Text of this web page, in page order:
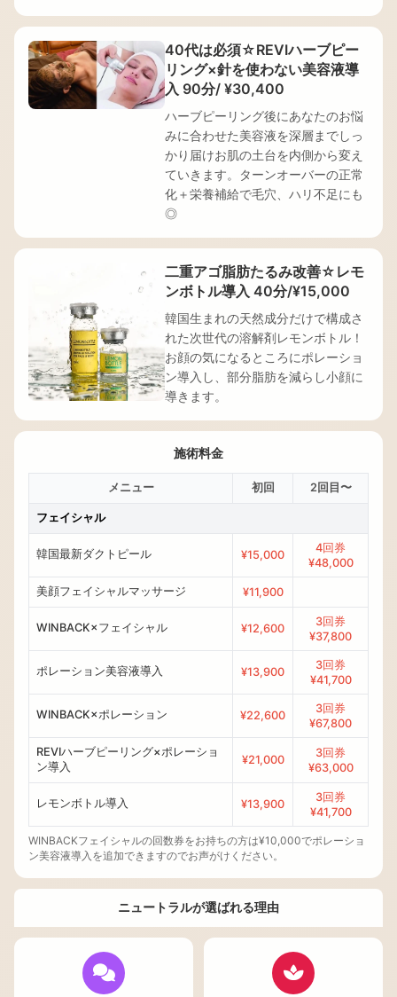
40代は必須☆REVIハーブピー
リング×針を使わない美容液導
入 90分/ ¥30,400
ハーブピーリング後にあなたのお悩
みに合わせた美容液を深層までしっ
かり届けお肌の土台を内側から変え
ていきます。ターンオーバーの正常
化＋栄養補給で毛穴、ハリ不足にも
◎
二重アゴ脂肪たるみ改善☆レモ
ンボトル導入 40分/¥15,000
韓国生まれの天然成分だけで構成さ
れた次世代の溶解剤レモンボトル！
お顔の気になるところにポレーショ
ン導入し、部分脂肪を減らし小顔に
導きます。
施術料金
メニュー 初回 2回目〜
フェイシャル
韓国最新ダクトピール ¥15,000
4回券
¥48,000
美顔フェイシャルマッサージ ¥11,900
WINBACK×フェイシャル ¥12,600
3回券
¥37,800
ポレーション美容液導入 ¥13,900
3回券
¥41,700
WINBACK×ポレーション ¥22,600
3回券
¥67,800
REVIハーブピーリング×ポレーショ
ン導入
¥21,000
3回券
¥63,000
レモンボトル導入 ¥13,900
3回券
¥41,700
WINBACKフェイシャルの回数券をお持ちの方は¥10,000でポレーショ
ン美容液導入を追加できますのでお声がけください。
ニュートラルが選ばれる理由